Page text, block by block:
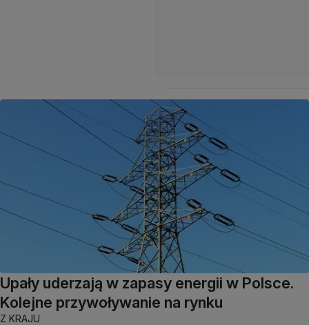
Upały uderzają w zapasy energii w Polsce.
Kolejne przywoływanie na rynku
Z KRAJU